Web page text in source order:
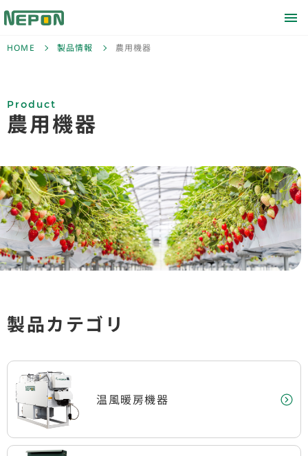
HOME 製品情報 農用機器
Product
農用機器
製品カテゴリ
温風暖房機器